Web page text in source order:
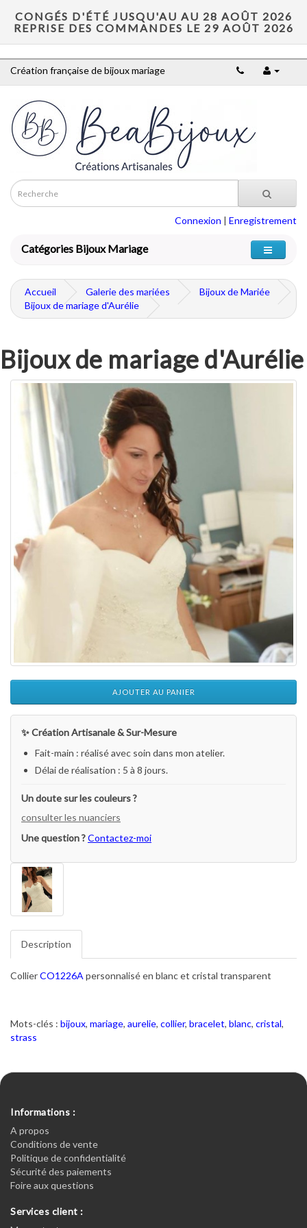
CONGÉS D'ÉTÉ JUSQU'AU AU 28 AOÛT 2026
REPRISE DES COMMANDES LE 29 AOÛT 2026
Création française de bijoux mariage
Connexion | Enregistrement
Catégories Bijoux Mariage
Accueil Galerie des mariées
Bijoux de Mariée
Bijoux de mariage d'Aurélie
Bijoux de mariage d'Aurélie
AJOUTER AU PANIER
✨ Création Artisanale & Sur-Mesure
Fait-main : réalisé avec soin dans mon atelier.
Délai de réalisation : 5 à 8 jours.
Un doute sur les couleurs ?
consulter les nuanciers
Une question ?Contactez-moi
Description
CollierCO1226A personnalisé en blanc et cristal transparent
Mots-clés : bijoux, mariage, aurelie, collier, bracelet, blanc, cristal,
strass
Informations :
A propos
Conditions de vente
Politique de confidentialité
Sécurité des paiements
Foire aux questions
Services client :